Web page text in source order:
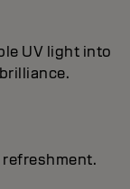
UV light into